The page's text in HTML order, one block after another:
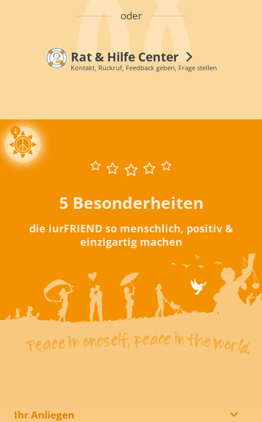
oder
Rat & Hilfe Center
Kontakt, Rückruf, Feedback geben, Frage stellen
5 Besonderheiten
die iurFRIEND so menschlich, positiv &
einzigartig machen
Ihr Anliegen